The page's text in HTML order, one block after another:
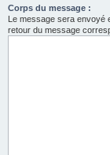
Corps du message :
Le message sera envoyé
retour du message